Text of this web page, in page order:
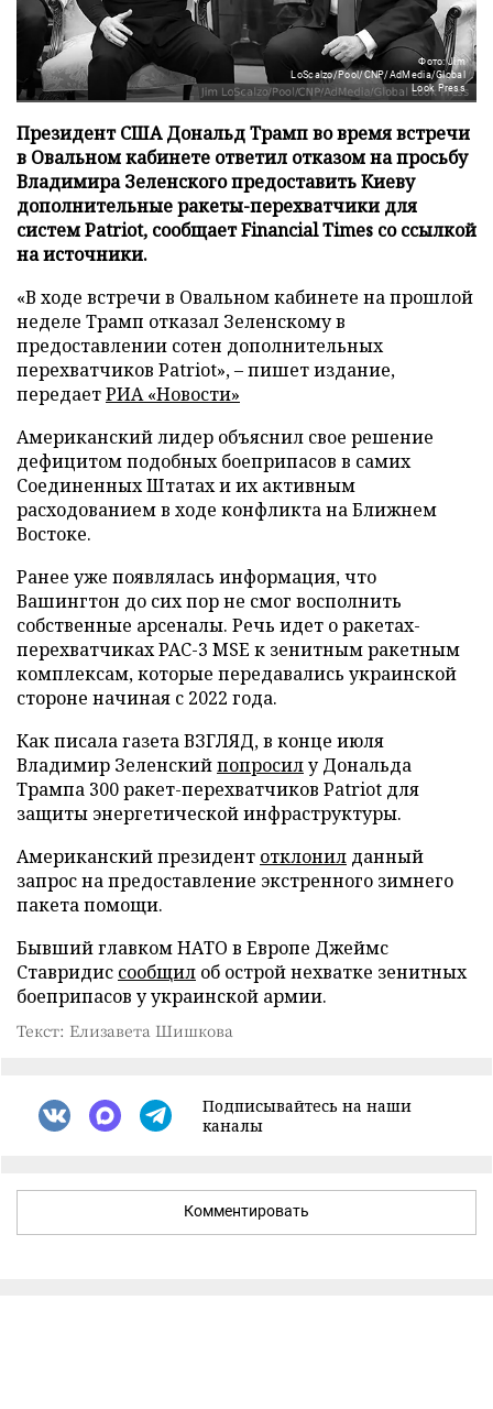
Фото: Jim
LoScalzo/Pool/CNP/AdMedia/Global
Look Press
Президент США Дональд Трамп во время встречи
в Овальном кабинете ответил отказом на просьбу
Владимира Зеленского предоставить Киеву
дополнительные ракеты-перехватчики для
систем Patriot, сообщает Financial Times со ссылкой
на источники.
«В ходе встречи в Овальном кабинете на прошлой
неделе Трамп отказал Зеленскому в
предоставлении сотен дополнительных
перехватчиков Patriot», – пишет издание,
передаетРИА «Новости»
Американский лидер объяснил свое решение
дефицитом подобных боеприпасов в самих
Соединенных Штатах и их активным
расходованием в ходе конфликта на Ближнем
Востоке.
Ранее уже появлялась информация, что
Вашингтон до сих пор не смог восполнить
собственные арсеналы. Речь идет о ракетах-
перехватчиках PAC-3 MSE к зенитным ракетным
комплексам, которые передавались украинской
стороне начиная с 2022 года.
Как писала газета ВЗГЛЯД, в конце июля
Владимир Зеленскийпопросилу Дональда
Трампа 300 ракет-перехватчиков Patriot для
защиты энергетической инфраструктуры.
Американский президент отклонил данный
запрос на предоставление экстренного зимнего
пакета помощи.
Бывший главком НАТО в Европе Джеймс
Ставридис сообщил об острой нехватке зенитных
боеприпасов у украинской армии.
Текст: Елизавета Шишкова
Подписывайтесь на наши
каналы
Комментировать